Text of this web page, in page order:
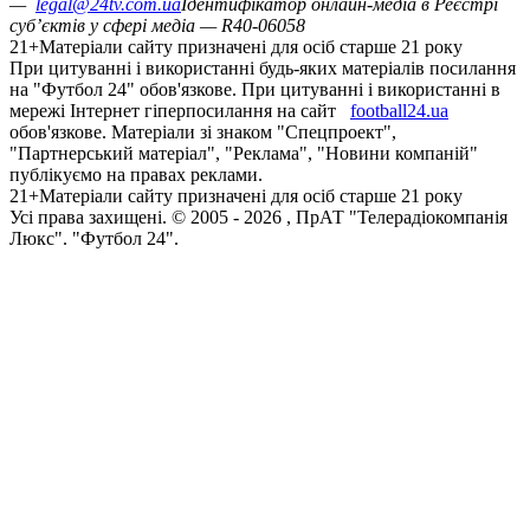
— legal@24tv.com.uaІдентифікатор онлайн-медіа в Реєстрі
суб’єктів у сфері медіа — R40-06058
21+Матеріали сайту призначені для осіб старше 21 року
При цитуванні і використанні будь-яких матеріалів посилання
на "Футбол 24" обов'язкове. При цитуванні і використанні в
мережі Інтернет гіперпосилання на сайт
football24.ua
обов'язкове. Матеріали зі знаком "Спецпроект",
"Партнерський матеріал", "Реклама", "Новини компаній"
публікуємо на правах реклами.
21+Матеріали сайту призначені для осіб старше 21 року
Усi права захищенi. © 2005 - 2026 , ПрАТ "Телерадіокомпанія
Люкс". "Футбол 24".